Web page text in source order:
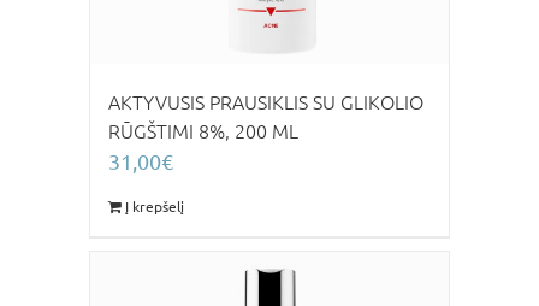
AKTYVUSIS PRAUSIKLIS SU GLIKOLIO
RŪGŠTIMI 8%, 200 ML
31,00€
Į krepšelį